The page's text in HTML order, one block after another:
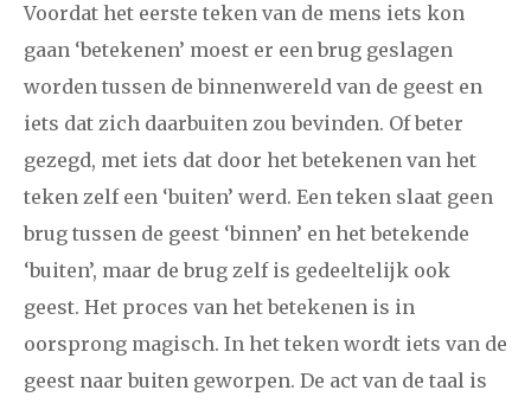
Voordat het eerste teken van de mens iets kon
gaan ‘betekenen’ moest er een brug geslagen
worden tussen de binnenwereld van de geest en
iets dat zich daarbuiten zou bevinden. Of beter
gezegd, met iets dat door het betekenen van het
teken zelf een ‘buiten’ werd. Een teken slaat geen
brug tussen de geest ‘binnen’ en het betekende
‘buiten’, maar de brug zelf is gedeeltelijk ook
geest. Het proces van het betekenen is in
oorsprong magisch. In het teken wordt iets van de
geest naar buiten geworpen. De act van de taal is